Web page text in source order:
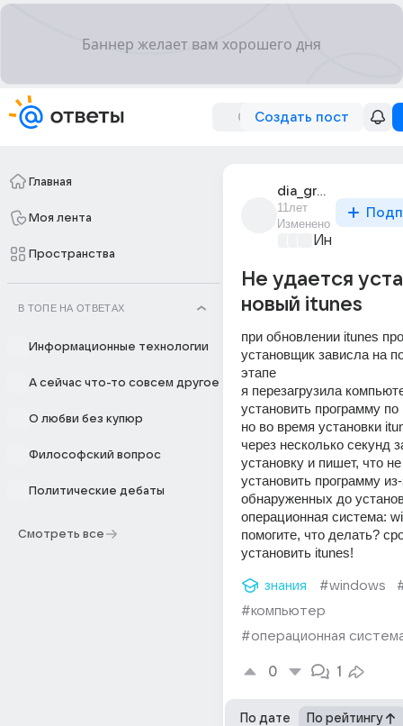
Создать пост
Главная
Моя лента
Пространства
В ТОПЕ НА ОТВЕТАХ
Информационные технологии
А сейчас что-то совсем другое
О любви без купюр
Философский вопрос
Политические дебаты
Смотреть все
dia_green
11лет
Изменено
Не удается
новый itunes
при обновлении itunes
установщик зависла на
этапе
я перезагрузила
установить программу по
но во время установки
через несколько секунд
установку и пишет, что
установить программу
обнаруженных до
операционная система:
помогите, что делать?
установить itunes!
знания #windows
#компьютер
#операционная
0 1
По дате По рейтингу